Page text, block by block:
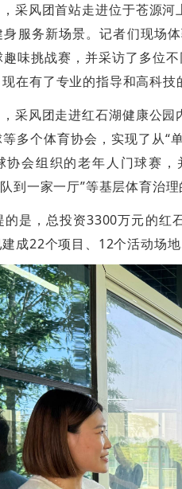
采风团首站走进位于苍源
服务新场景。记者们现场
味挑战赛，并采访了多位
在有了专业的指导和高科
采风团走进红石湖健康公园
多个体育协会，实现了从“
协会组织的老年人门球赛
到一家一厅”等基层体育治理
的是，总投资3300万元的红
成22个项目、12个活动场